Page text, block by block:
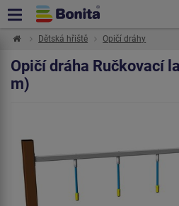
Dětská hřiště Opičí dráhy
Opičí dráha Ručkovací
m)